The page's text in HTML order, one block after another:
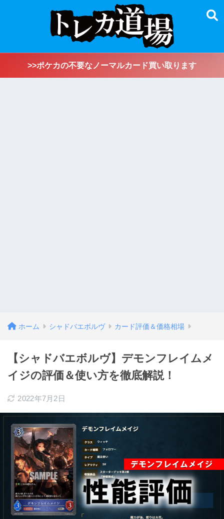
>>ポケカの不要なノーマルカード買い取ります
ホーム シャドバエボルヴ カード評価＆価格相場
【シャドバエボルヴ】デモンフレイムメ
イジの評価＆使い方を徹底解説！
2022年7月2日